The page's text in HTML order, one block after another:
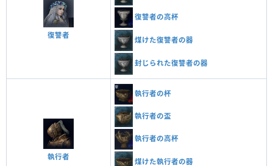
復讐者
復讐者の高杯
煤けた復讐者の器
封じられた復讐者の器
執行者
執行者の杯
執行者の盃
執行者の高杯
煤けた執行者の器